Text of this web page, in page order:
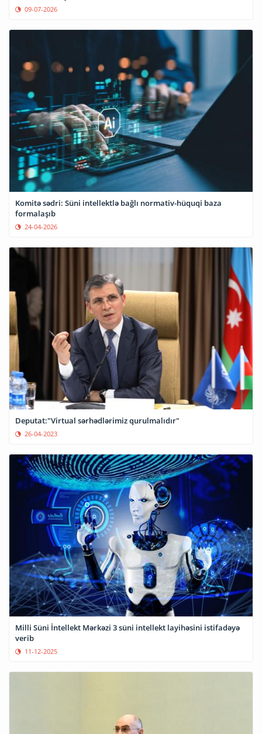
09-07-2026
Komitə sədri: Süni intellektlə bağlı normativ-hüquqi baza
formalaşıb
24-04-2026
Deputat:"Virtual sərhədlərimiz qurulmalıdır"
26-04-2023
Milli Süni İntellekt Mərkəzi 3 süni intellekt layihəsini istifadəyə
verib
11-12-2025